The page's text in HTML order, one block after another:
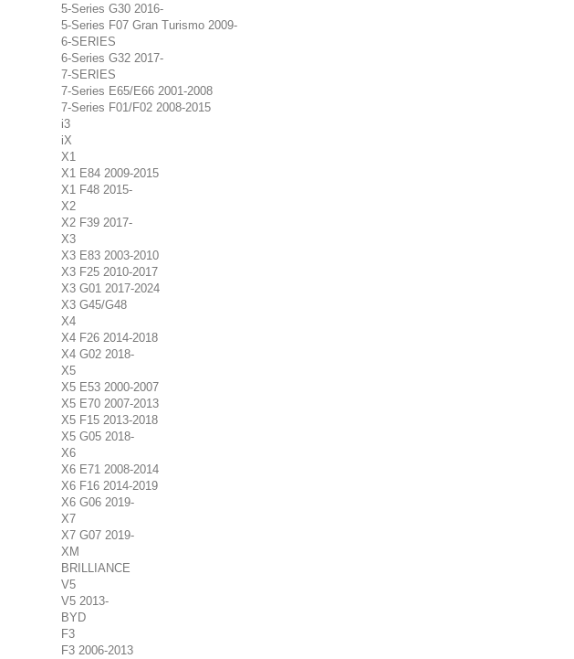
5-Series G30 2016-
5-Series F07 Gran Turismo 2009-
6-SERIES
6-Series G32 2017-
7-SERIES
7-Series E65/E66 2001-2008
7-Series F01/F02 2008-2015
i3
iX
X1
X1 E84 2009-2015
X1 F48 2015-
X2
X2 F39 2017-
X3
X3 E83 2003-2010
X3 F25 2010-2017
X3 G01 2017-2024
X3 G45/G48
X4
X4 F26 2014-2018
X4 G02 2018-
X5
X5 E53 2000-2007
X5 E70 2007-2013
X5 F15 2013-2018
X5 G05 2018-
X6
X6 E71 2008-2014
X6 F16 2014-2019
X6 G06 2019-
X7
X7 G07 2019-
XM
BRILLIANCE
V5
V5 2013-
BYD
F3
F3 2006-2013